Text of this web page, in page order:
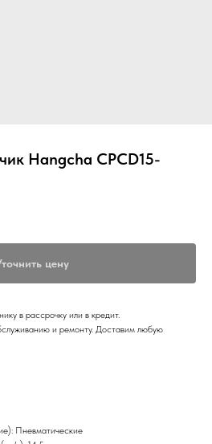
Hangcha CPCD15-
цену
в рассрочку или в кредит.
и ремонту. Доставим любую
Пневматические